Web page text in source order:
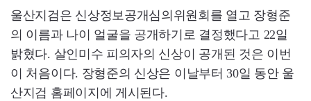
울산지검은 신상정보공개심의위원회를 열고 장형준
의 이름과 나이 얼굴을 공개하기로 결정했다고 22일
밝혔다. 살인미수 피의자의 신상이 공개된 것은 이번
이 처음이다. 장형준의 신상은 이날부터 30일 동안 울
산지검 홈페이지에 게시된다.